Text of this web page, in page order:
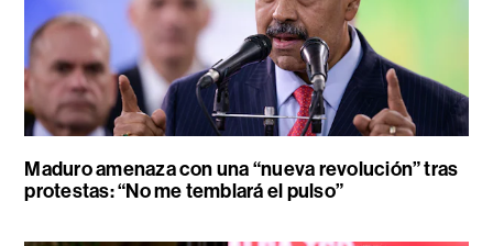
Maduro amenaza con una “nueva revolución” tras
protestas: “No me temblará el pulso”